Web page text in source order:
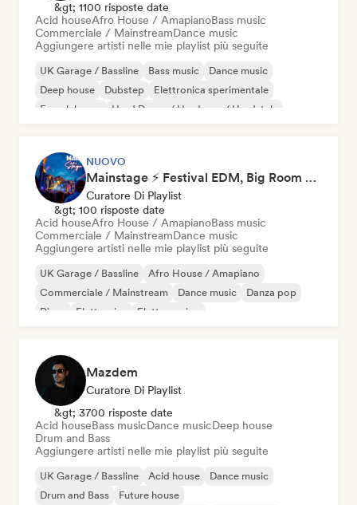
&gt; 1100 risposte date
Acid houseAfro House / AmapianoBass music
Commerciale / MainstreamDance music
Aggiungere artisti nelle mie playlist più seguite
UK Garage / Bassline Bass music
Dance music
Deep house
Dubstep
Elettronica sperimentale
French house
Hard Dance / Hardcore / Hardstyle
NUOVO
Mainstage ⚡ Festival EDM, Big Room & House Anthems
Curatore Di Playlist
&gt; 100 risposte date
Acid houseAfro House / AmapianoBass music
Commerciale / MainstreamDance music
Aggiungere artisti nelle mie playlist più seguite
UK Garage / Bassline
Afro House / Amapiano
Commerciale / Mainstream
Dance music
Danza pop
Disco
Elettronica Elettro swing
Mazdem
Curatore Di Playlist
&gt; 3700 risposte date
Acid houseBass musicDance musicDeep house
Drum and Bass
Aggiungere artisti nelle mie playlist più seguite
UK Garage / Bassline Acid house
Dance music
Drum and Bass
Future house